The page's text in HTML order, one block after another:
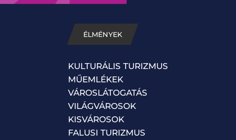
ÉLMÉNYEK
KULTURÁLIS TURIZMUS
MŰEMLÉKEK
VÁROSLÁTOGATÁS
VILÁGVÁROSOK
KISVÁROSOK
FALUSI TURIZMUS